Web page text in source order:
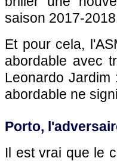
saison 2017-
Et pour cela,
abordable avec
Leonardo Jardim
abordable ne
Porto,
Il est vrai que le